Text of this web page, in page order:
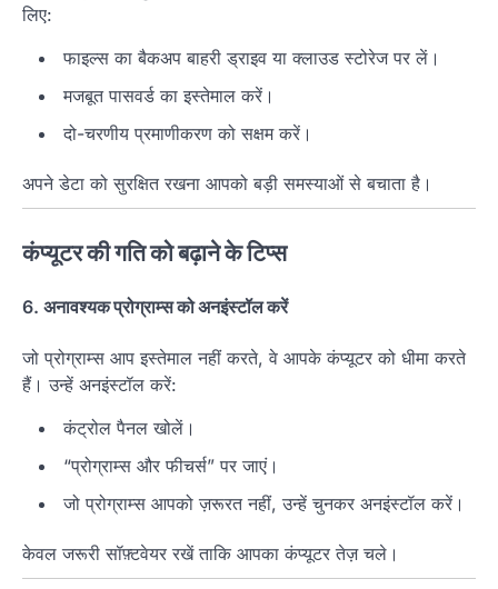
लिए:
फाइल्स का बैकअप बाहरी ड्राइव या क्लाउड स्टोरेज पर लें।
मजबूत पासवर्ड का इस्तेमाल करें।
दो-चरणीय प्रमाणीकरण को सक्षम करें।
अपने डेटा को सुरक्षित रखना आपको बड़ी समस्याओं से बचाता है।
कंप्यूटर की गति को बढ़ाने के टिप्स
6. अनावश्यक प्रोग्राम्स को अनइंस्टॉल करें
जो प्रोग्राम्स आप इस्तेमाल नहीं करते, वे आपके कंप्यूटर को धीमा करते
हैं। उन्हें अनइंस्टॉल करें:
कंट्रोल पैनल खोलें।
“प्रोग्राम्स और फीचर्स” पर जाएं।
जो प्रोग्राम्स आपको ज़रूरत नहीं, उन्हें चुनकर अनइंस्टॉल करें।
केवल जरूरी सॉफ़्टवेयर रखें ताकि आपका कंप्यूटर तेज़ चले।